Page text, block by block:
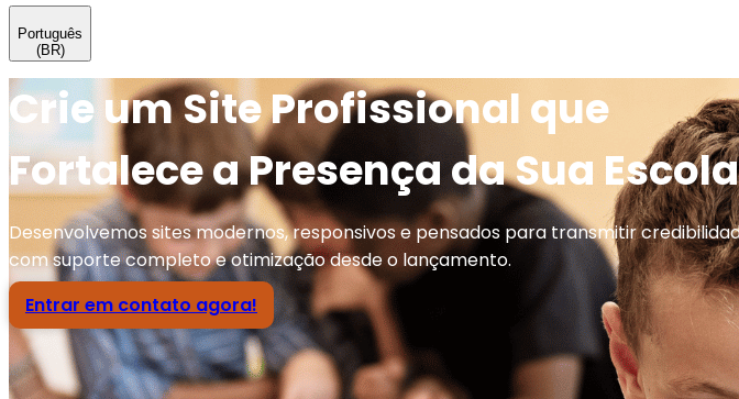
Português
(BR)
Crie um Site Profissional que
Fortalece a Presença da Sua Escola
Desenvolvemos sites modernos, responsivos e pensados para transmitir
com suporte completo e otimização desde o lançamento.
Entrar em contato agora!